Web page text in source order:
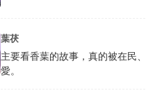
葉茯
主要看香葉的故事，真的被在民
愛。